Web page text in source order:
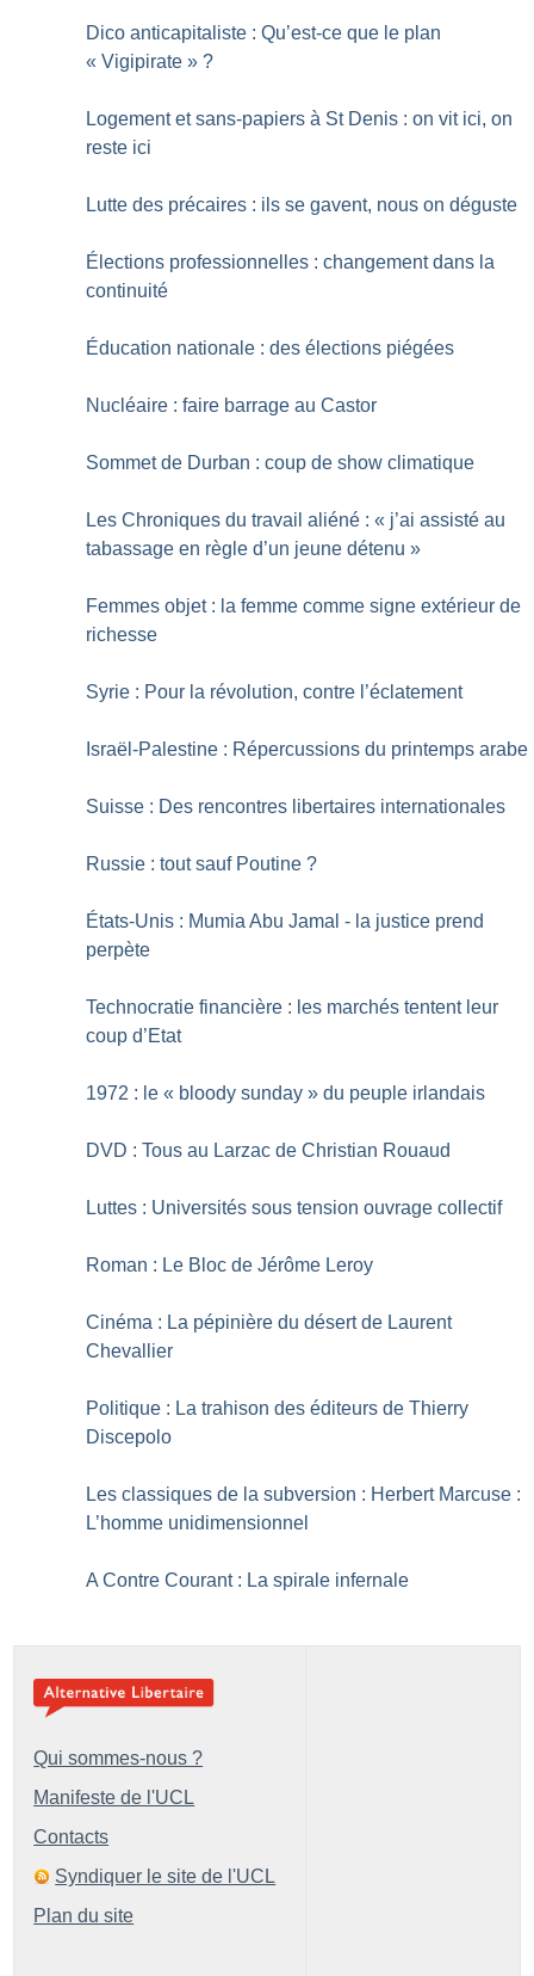
Dico anticapitaliste : Qu’est-ce que le plan
« Vigipirate » ?
Logement et sans-papiers à St Denis : on vit ici, on
reste ici
Lutte des précaires : ils se gavent, nous on déguste
Élections professionnelles : changement dans la
continuité
Éducation nationale : des élections piégées
Nucléaire : faire barrage au Castor
Sommet de Durban : coup de show climatique
Les Chroniques du travail aliéné : « j’ai assisté au
tabassage en règle d’un jeune détenu »
Femmes objet : la femme comme signe extérieur de
richesse
Syrie : Pour la révolution, contre l’éclatement
Israël-Palestine : Répercussions du printemps arabe
Suisse : Des rencontres libertaires internationales
Russie : tout sauf Poutine ?
États-Unis : Mumia Abu Jamal - la justice prend
perpète
Technocratie financière : les marchés tentent leur
coup d’Etat
1972 : le « bloody sunday » du peuple irlandais
DVD : Tous au Larzac de Christian Rouaud
Luttes : Universités sous tension ouvrage collectif
Roman : Le Bloc de Jérôme Leroy
Cinéma : La pépinière du désert de Laurent
Chevallier
Politique : La trahison des éditeurs de Thierry
Discepolo
Les classiques de la subversion : Herbert Marcuse :
L’homme unidimensionnel
A Contre Courant : La spirale infernale
Qui sommes-nous ?
Manifeste de l'UCL
Contacts
Syndiquer le site de l'UCL
Plan du site